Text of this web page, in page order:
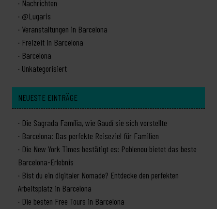
Nachrichten
@Lugaris
Veranstaltungen in Barcelona
Freizeit in Barcelona
Barcelona
Unkategorisiert
NEUESTE EINTRÄGE
Die Sagrada Família, wie Gaudí sie sich vorstellte
Barcelona: Das perfekte Reiseziel für Familien
Die New York Times bestätigt es: Poblenou bietet das beste
Barcelona-Erlebnis
Bist du ein digitaler Nomade? Entdecke den perfekten
Arbeitsplatz in Barcelona
Die besten Free Tours in Barcelona